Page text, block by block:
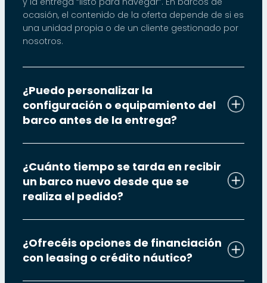
ocasión, el contenido de la oferta depende de si es
una unidad propia o de un cliente gestionado por
nosotros.
¿Puedo personalizar la
configuración o equipamiento del
barco antes de la entrega?
¿Cuánto tiempo se tarda en recibir
un barco nuevo desde que se
realiza el pedido?
¿Ofrecéis opciones de financiación
con leasing o crédito náutico?